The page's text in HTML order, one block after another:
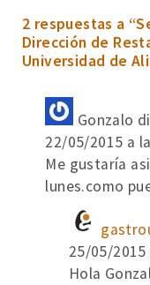
2 respuestas a
Dirección de
Universidad de
Gonzalo
22/05/2015 a
Me gustaría
lunes.como
25/05/2015
Hola